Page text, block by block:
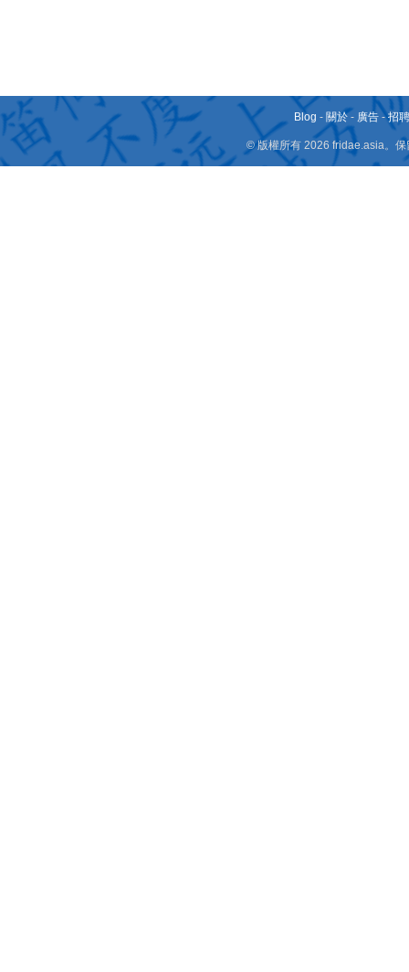
Blog - 關於 - 廣告 -招
© 版權所有 2026 fridae.asia。